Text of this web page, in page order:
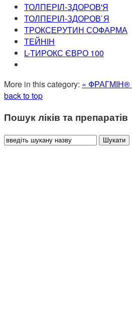
ТОЛПЕРІЛ-ЗДОРОВ'Я
ТОЛПЕРІЛ-ЗДОРОВ`Я
ТРОКСЕРУТИН СОФАРМА
ТЕЙНІН
L-ТИРОКС ЄВРО 100
More in this category: « ФРАГМІН®
back to top
Пошук ліків та препаратів